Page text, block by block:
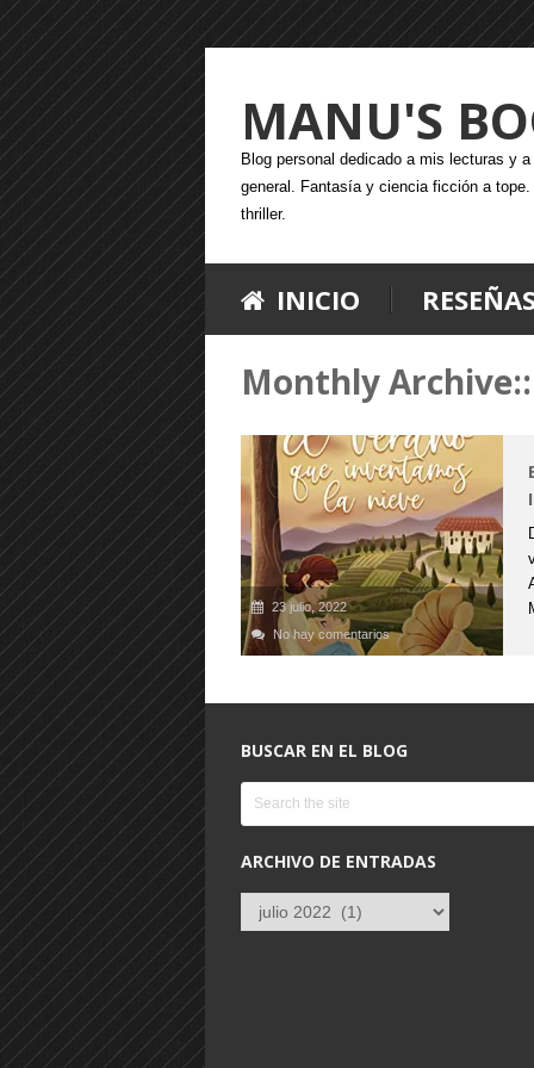
MANU'S
Blog personal dedicado a mis lecturas y
general. Fantasía y ciencia ficción a tope.
thriller.
INICIO
Monthly Archive::
23 julio, 2022
No hay comentarios
BUSCAR EN EL BLOG
ARCHIVO DE ENTRADAS
Archivo
de